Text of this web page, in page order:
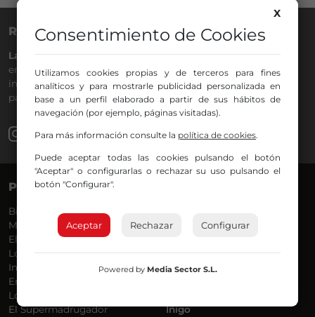
RADIO NERVIÓN
La Gran Familiadesde hace40 añosen la88.0de tu dial. La
emisora de Bilbao para todos los públicos, con Más Música,
información a menos cinco, deportes, tráfico y la
participación de los oyentes.
PROGRAMAS
Bilbosport
Más Música
El Madrugador
Lo Más Nuevo
Informativos
En Ruta
Locos por la Música
El Supermadrugador
Belén Ollero
Eduardo
Eva Argote
Iñigo
X
Consentimiento de Cookies
Utilizamos cookies propias y de terceros para fines
analíticos y para mostrarle publicidad personalizada en
base a un perfil elaborado a partir de sus hábitos de
navegación (por ejemplo, páginas visitadas).
Para más información consulte la política de cookies.
Puede aceptar todas las cookies pulsando el botón
"Aceptar" o configurarlas o rechazar su uso pulsando el
botón "Configurar".
Aceptar Rechazar Configurar
Powered by Media Sector S.L.